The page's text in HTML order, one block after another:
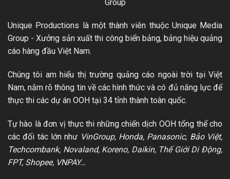
Unique Productions là một thành viên thuộc Unique Media
Group - Xưởng sản xuất thi công biển bảng, bảng hiệu quảng
cáo hàng đầu Việt Nam.
Chúng tôi am hiểu thị trường quảng cáo ngoài trời tại Việt
Nam, nắm rõ thông tin về các hình thức và có đủ năng lực để
thực thi các dự án OOH tại 34 tỉnh thành toàn quốc.
Tự hào là đơn vị thực thi những chiến dịch OOH tổng thể cho
các đối tác lớn như VinGroup, Honda, Panasonic, Bảo Việt,
Techcombank, Novaland, Koreno, Daikin, Thế Giới Di Động,
FPT, Shopee, VNPAY…